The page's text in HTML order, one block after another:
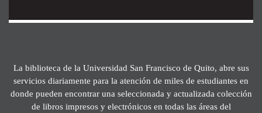
La biblioteca de la Universidad San Francisco de Quito, abre sus
servicios diariamente para la atención de miles de estudiantes en
donde pueden encontrar una seleccionada y actualizada colección
de libros impresos y electrónicos en todas las áreas del